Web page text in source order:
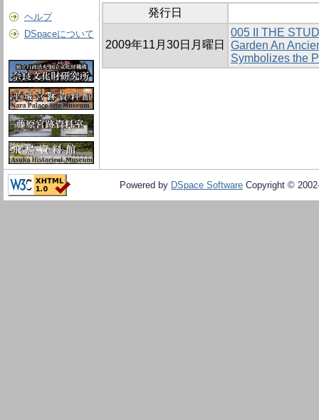
ヘルプ
DSpaceについて
発行日
2009年11月30日月曜日
005 II THE
Garden An
Symbolizes the
Powered by DSpace Software Copyright ©